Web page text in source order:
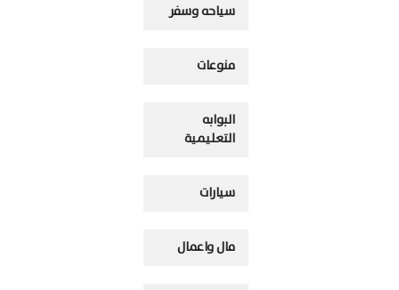
سياحه وسفر
منوعات
البوابه
التعليمية
سيارات
مال واعمال